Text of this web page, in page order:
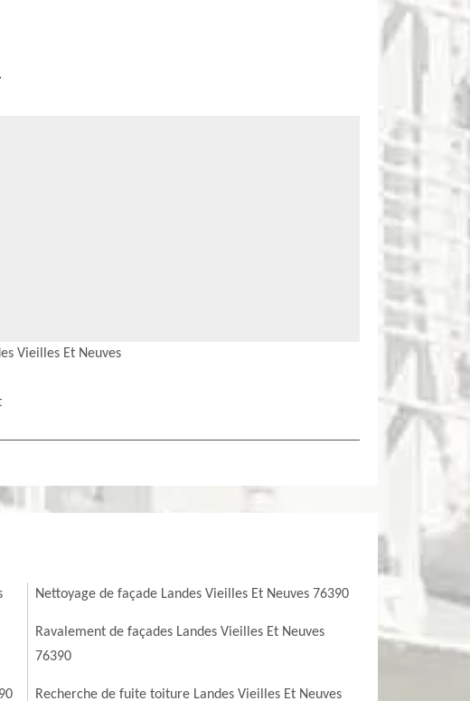
Vieilles Et Neuves
Nettoyage de façade Landes Vieilles Et Neuves 76390
Ravalement de façades Landes Vieilles Et Neuves
76390
Recherche de fuite toiture Landes Vieilles Et Neuves